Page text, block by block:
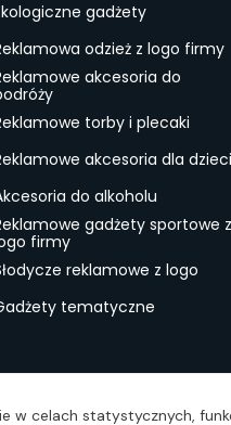
gadżety
odzież z logo firmy
akcesoria do
torby i plecaki
akcesoria dla dzieci
do alkoholu
gadżety sportowe z
firmy
reklamowe z logo
tematyczne
w celach statystycznych,